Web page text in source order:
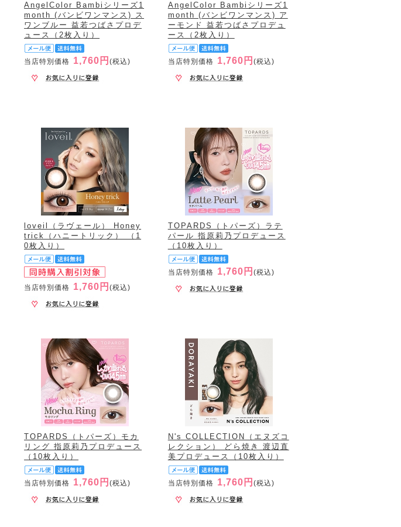
AngelColor Bambiシリーズ1
month (バンビワンマンス) ス
ワンブルー 益若つばさプロデ
ュース（2枚入り）
当店特別価格 1,760円(税込)
AngelColor Bambiシリーズ1
month (バンビワンマンス) ア
ーモンド 益若つばさプロデュ
ース（2枚入り）
当店特別価格 1,760円 (税込)
loveil（ラヴェール） Honey
trick（ハニートリック） （1
0枚入り）
当店特別価格 1,760円(税込)
TOPARDS（トパーズ）ラテ
パール 指原莉乃プロデュース
（10枚入り）
当店特別価格 1,760円 (税込)
TOPARDS（トパーズ）モカ
リング 指原莉乃プロデュース
（10枚入り）
当店特別価格 1,760円(税込)
N's COLLECTION（エヌズコ
レクション） どら焼き 渡辺直
美プロデュース（10枚入り）
当店特別価格 1,760円 (税込)